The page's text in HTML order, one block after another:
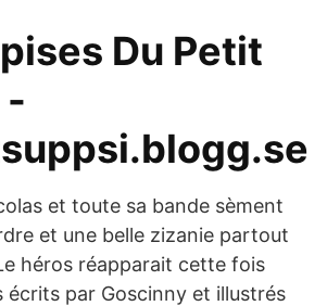
Du Petit
-
et toute sa bande sèment
et une belle zizanie partout
héros réapparait cette fois
écrits par Goscinny et illustrés